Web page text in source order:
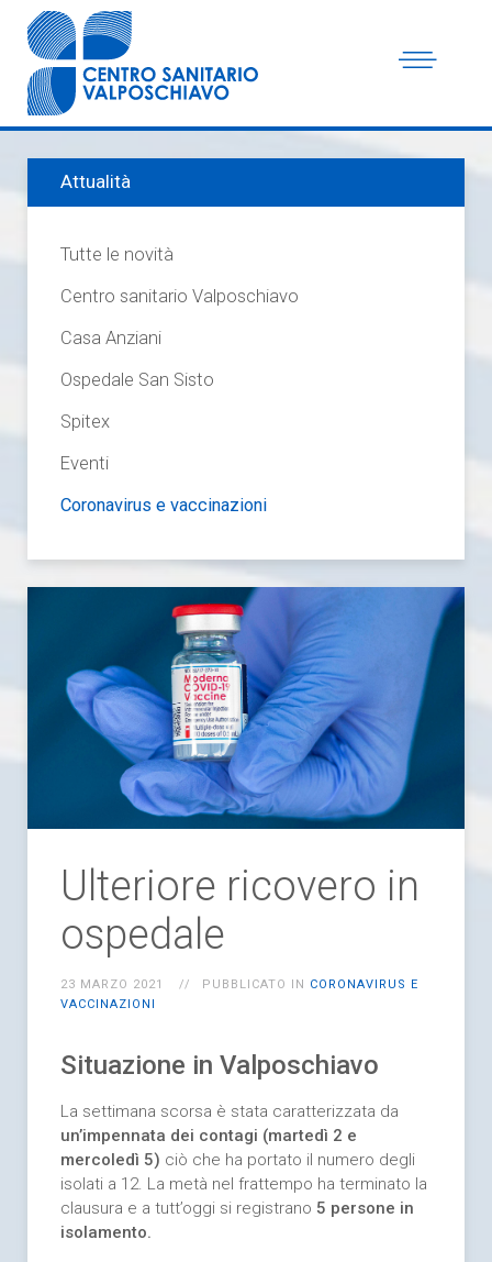
Ulteriore ricovero in
ospedale
23 MARZO 2021 PUBBLICATO IN CORONAVIRUS E
VACCINAZIONI
Situazione in Valposchiavo
La settimana scorsa è stata caratterizzata da
un’impennata dei contagi (martedì 2 e
mercoledì 5) ciò che ha portato il numero degli
isolati a 12. La metà nel frattempo ha terminato la
clausura e a tutt’oggi si registrano 5 persone in
isolamento.
Attualità
Tutte le novità
Centro sanitario Valposchiavo
Casa Anziani
Ospedale San Sisto
Spitex
Eventi
Coronavirus e vaccinazioni